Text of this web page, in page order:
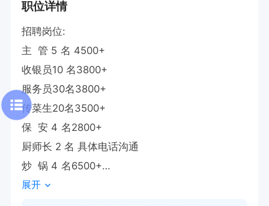
职位详情
招聘岗位:
主  管 5 名 4500+
收银员10 名3800+
服务员30名3800+
传菜生20名3500+
保  安 4 名2800+
厨师长 2 名 具体电话沟通
炒  锅 4 名6500+
切  配 4 名4000+
展开